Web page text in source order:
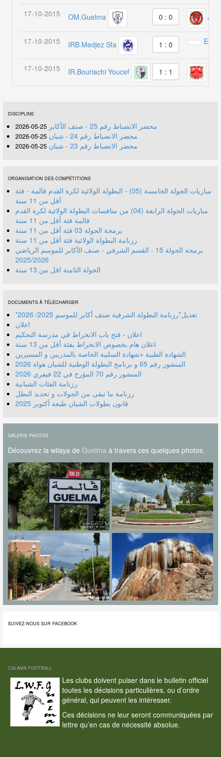
17-10-2015 OM.Guelma 0 : 0
17-10-2015 IRB.Medjez Sfa 1 : 0
17-10-2015 IR.Bouriachi Youcef 1 : 1
DISCIPLINE
محضر الانضباط رقم 25 - صنف الأكابر 25-05-2026
محضر الانضباط رقم 24 - شبان 25-05-2026
محضر الانضباط رقم 23 - شبان 25-05-2026
ORGANISATION DES COMPÉTITIONS
مباريات الجولة الخامسة (05) - البطولة الولائية لكرة القدم قالمة - فئة
أقل من 11 سنة
مباريات الجولة الرابعة (04) من منافسات البطولة الولائية لكرة القدم
قالمة فئة أقل من 11 سنة
برمجة الجولة 03 فئة أقل من 11 سنة
رزنامة البطولة الولائية فئة أقل من 11 سنة
برمجة الجولة 15 - القسم الشرفي - صنف الأكابر للموسم الرياضي
2025/2026
الجولة الثامنة اقل من 13 سنة
DOCUMENTS À TÉLÉCHARGER
*تعديل*رزنامة البطولة الشرفية صنف أكابر للموسم 2025/ 2026
اعلان
اعلان - فتح باب الانخراط في مدرسة التحكيم
اعلان هام بخصوص الانخراط بفئة أقل من 13 سنة
الشهادة الطبية +شهادة السلبية الخاصة بالمدربين و المسيرين
المنشور رقم 70 المؤرخ في 22 فيفري 2026
رزنامة الفئات الشبانية
رزنامة ما تبقى من الجولات و تحديد البطل
قانون بطولات الشبان طبعة أكتوبر 2025
GALERIE PHOTOS
Découvrez la wilaya de Guelmaà travers ces quelques photos.
SUIVEZ-NOUS SUR FACEBOOK
CALAMA FOOTBALL
Les clubs doivent puiser dans le bulletin officiel
toutes les décisions particulières, ou d’ordre
général, qui peuvent les intéresser.
Ces décisions ne leur seront communiquées par
lettre qu’en cas de nécessité absolue.